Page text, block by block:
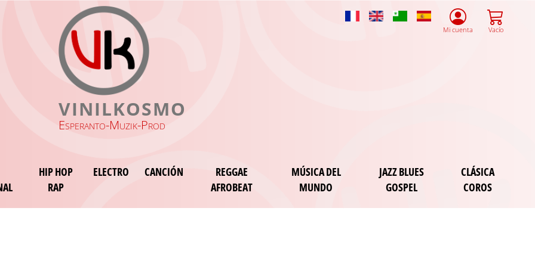
VINILKOSMO
Esperanto-Muzik-Prod
SpanishMi cuenta Vacío
HIP HOP
RAP
ELECTRO CANCIÓN
REGGAE
AFROBEAT
MÚSICA DEL
MUNDO
JAZZ BLUES
GOSPEL
CLÁSICA
COROS